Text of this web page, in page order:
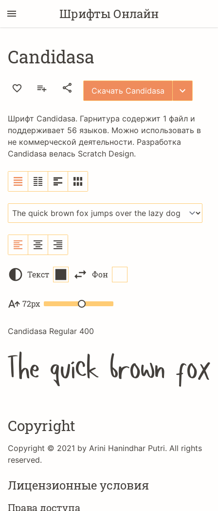
Шрифты Онлайн
Candidasa
Скачать Candidasa
Шрифт Candidasa. Гарнитура содержит 1 файл и
поддерживает 56 языков. Можно использовать в
не коммерческой деятельности. Разработка
Candidasa велась Scratch Design.
Текст Фон
72px
Candidasa Regular 400
The quick brown
Copyright
Copyright © 2021 by Arini Hanindhar Putri. All rights
reserved.
Лицензионные условия
Права доступа